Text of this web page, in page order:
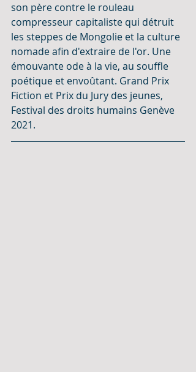
son père contre le rouleau
compresseur capitaliste qui détruit
les steppes de Mongolie et la culture
nomade afin d'extraire de l'or. Une
émouvante ode à la vie, au souffle
poétique et envoûtant. Grand Prix
Fiction et Prix du Jury des jeunes,
Festival des droits humains Genève
2021.